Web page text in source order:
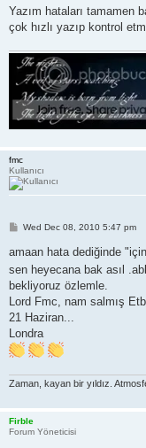
Yazım hataları tamamen
çok hızlı yazıp kontrol
fmc
Kullanıcı
P
t
Wed Dec 08, 2010 5:47 pm
amaan hata dediğinde
sen heyecana bak asıl
bekliyoruz özlemle.
Lord Fmc, nam salmış
21 Haziran...
Londra
Zaman, kayan bir yıldız.
Firble
Forum Yöneticisi